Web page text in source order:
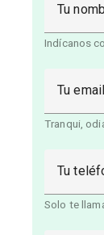
Tu
Indícanos
Tu email
Tranqui,
Tu
Solo te